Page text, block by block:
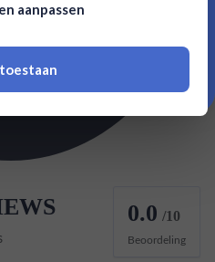
Oude Jenever
0.0 /10
Beoordeling
aanpassen